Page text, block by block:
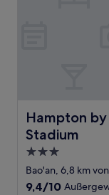
Hampton by
Stadium
Hampton by
3.0-
Sterne-
Unterkunft
Bao'an, 6,8 km
9.4
9,4/10